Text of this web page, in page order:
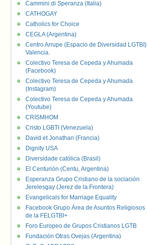
Cammini di Speranza (Italia)
CATHOGAY
Catholics for Choice
CEGLA (Argentina)
Centro Arrupe (Espacio de Diversidad LGTBI)
Valencia.
Colectivo Teresa de Cepeda y Ahumada
(Facebook)
Colectivo Teresa de Cepeda y Ahumada
(Instagram)
Colectivo Teresa de Cepeda y Ahumada
(Youtube)
CRISMHOM
Cristo LGBTI (Venezuela)
David et Jonathan (Francia)
Dignity USA
Diversidade católica (Brasil)
El Centurión (Centu, Argentina)
Esperanza Grupo Cristiano de la sociación
Jerelesgay (Jerez de la Frontera)
Evangelicals for Marriage Equality
Facebook Grupo Área de Asuntos Religiosos
de la FELGTBI+
Foro Europeo de Grupos Cristianos LGTB
Fundación Otras Ovejas (Argentina)